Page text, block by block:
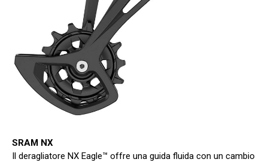
SRAM NX
Il deragliatore NX Eagle™ offre una guida fluida con un cambio